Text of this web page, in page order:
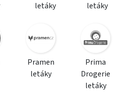
letáky
letáky
Pramen
letáky
Prima
Drogerie
letáky